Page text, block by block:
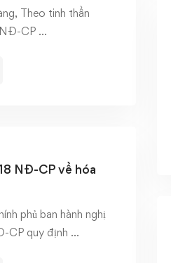
Theo tinh thần
CP …
NĐ-CP về hóa
phủ ban hành nghị
CP quy định …